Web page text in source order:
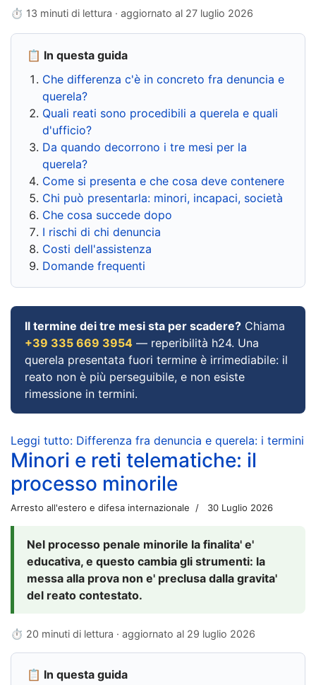
⏱ 13 minuti di lettura · aggiornato al 27 luglio 2026
📋 In questa guida
Che differenza c'è in concreto fra denuncia e
querela?
Quali reati sono procedibili a querela e quali
d'ufficio?
Da quando decorrono i tre mesi per la
querela?
Come si presenta e che cosa deve contenere
Chi può presentarla: minori, incapaci, società
Che cosa succede dopo
I rischi di chi denuncia
Costi dell'assistenza
Domande frequenti
Il termine dei tre mesi sta per scadere? Chiama
+39 335 669 3954 — reperibilità h24. Una
querela presentata fuori termine è irrimediabile: il
reato non è più perseguibile, e non esiste
rimessione in termini.
Leggi tutto: Differenza fra denuncia e querela: i termini
Minori e reti telematiche: il
processo minorile
Arresto all'estero e difesa internazionale 30 Luglio 2026
Nel processo penale minorile la finalita' e'
educativa, e questo cambia gli strumenti: la
messa alla prova non e' preclusa dalla gravita'
del reato contestato.
⏱ 20 minuti di lettura · aggiornato al 29 luglio 2026
📋 In questa guida